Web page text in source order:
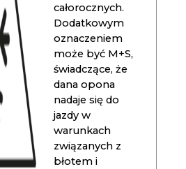
całorocznych.
Dodatkowym
oznaczeniem
może być M+S,
świadczące, że
dana opona
nadaje się do
jazdy w
warunkach
związanych z
błotem i